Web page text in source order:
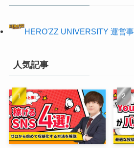
HERO'ZZ UNIVERSITY 運営
人気記事